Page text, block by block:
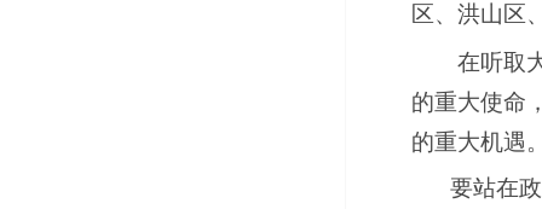
区、洪山区
在听取
的重大使命
的重大机遇
要站在